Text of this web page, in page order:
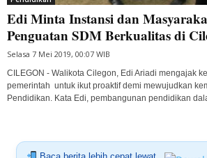
Edi Minta Instansi dan
Penguatan SDM Berkualitas di
Selasa 7 Mei 2019, 00:07 WIB
CILEGON - Walikota Cilegon, Edi Ariadi mengajak
pemerintah untuk ikut proaktif demi mewujudkan
Pendidikan. Kata Edi, pembangunan pendidikan